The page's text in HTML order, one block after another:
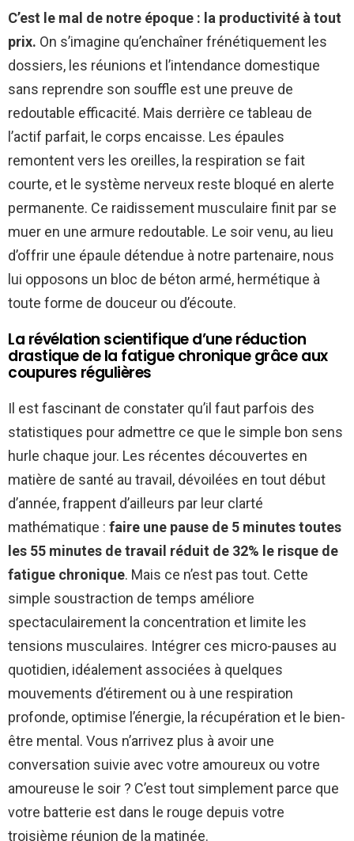
C’est le mal de notre époque : la productivité à tout
prix. On s’imagine qu’enchaîner frénétiquement les
dossiers, les réunions et l’intendance domestique
sans reprendre son souffle est une preuve de
redoutable efficacité. Mais derrière ce tableau de
l’actif parfait, le corps encaisse. Les épaules
remontent vers les oreilles, la respiration se fait
courte, et le système nerveux reste bloqué en alerte
permanente. Ce raidissement musculaire finit par se
muer en une armure redoutable. Le soir venu, au lieu
d’offrir une épaule détendue à notre partenaire, nous
lui opposons un bloc de béton armé, hermétique à
toute forme de douceur ou d’écoute.
La révélation scientifique d’une réduction
drastique de la fatigue chronique grâce aux
coupures régulières
Il est fascinant de constater qu’il faut parfois des
statistiques pour admettre ce que le simple bon sens
hurle chaque jour. Les récentes découvertes en
matière de santé au travail, dévoilées en tout début
d’année, frappent d’ailleurs par leur clarté
mathématique : faire une pause de 5 minutes toutes
les 55 minutes de travail réduit de 32% le risque de
fatigue chronique. Mais ce n’est pas tout. Cette
simple soustraction de temps améliore
spectaculairement la concentration et limite les
tensions musculaires. Intégrer ces micro-pauses au
quotidien, idéalement associées à quelques
mouvements d’étirement ou à une respiration
profonde, optimise l’énergie, la récupération et le bien-
être mental. Vous n’arrivez plus à avoir une
conversation suivie avec votre amoureux ou votre
amoureuse le soir ? C’est tout simplement parce que
votre batterie est dans le rouge depuis votre
troisième réunion de la matinée.